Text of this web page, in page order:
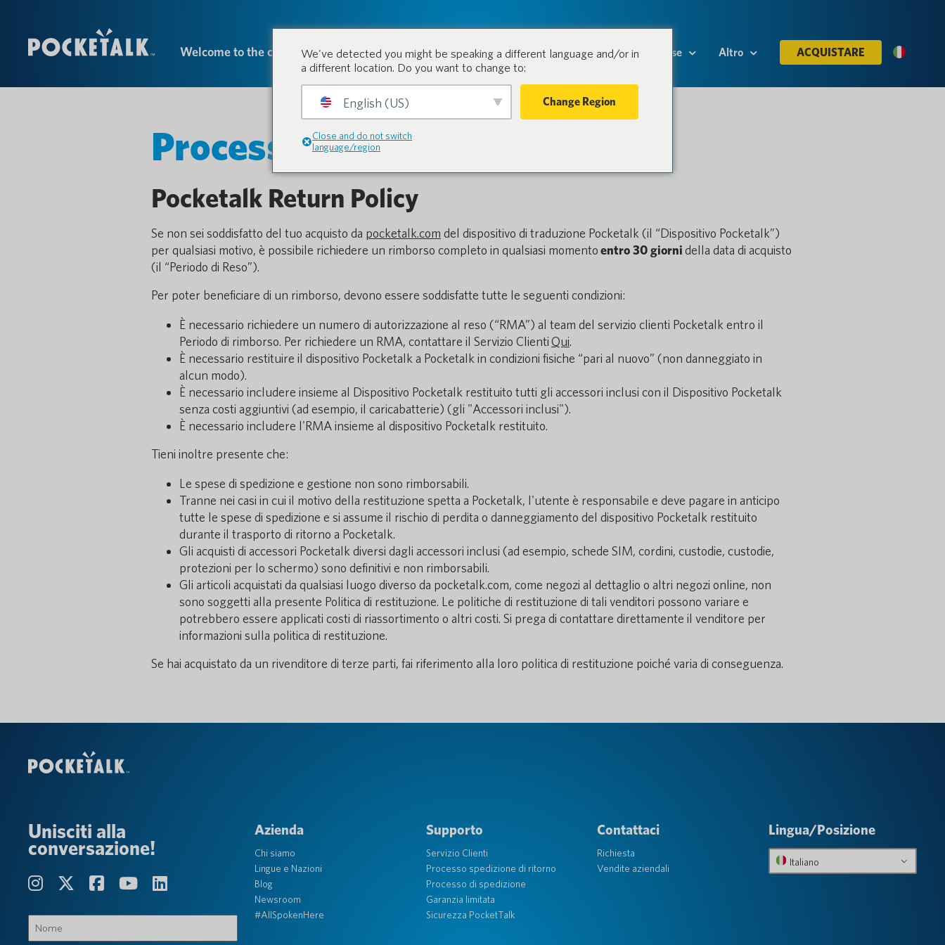
Welcome to the conversation. Prodotti Industrie Risorse Altro ACQUISTARE
Processo spedizione di ritorno
Pocketalk Return Policy
Se non sei soddisfatto del tuo acquisto da pocketalk.com del dispositivo di traduzione Pocketalk (il “Dispositivo Pocketalk”)
per qualsiasi motivo, è possibile richiedere un rimborso completo in qualsiasi momentoentro 30 giornidella data di acquisto
(il “Periodo di Reso”).
Per poter beneficiare di un rimborso, devono essere soddisfatte tutte le seguenti condizioni:
È necessario richiedere un numero di autorizzazione al reso (“RMA”) al team del servizio clienti Pocketalk entro il
Periodo di rimborso. Per richiedere un RMA, contattare il Servizio ClientiQui.
È necessario restituire il dispositivo Pocketalk a Pocketalk in condizioni fisiche “pari al nuovo” (non danneggiato in
alcun modo).
È necessario includere insieme al Dispositivo Pocketalk restituito tutti gli accessori inclusi con il Dispositivo Pocketalk
senza costi aggiuntivi (ad esempio, il caricabatterie) (gli "Accessori inclusi").
È necessario includere l'RMA insieme al dispositivo Pocketalk restituito.
Tieni inoltre presente che:
Le spese di spedizione e gestione non sono rimborsabili.
Tranne nei casi in cui il motivo della restituzione spetta a Pocketalk, l'utente è responsabile e deve pagare in anticipo
tutte le spese di spedizione e si assume il rischio di perdita o danneggiamento del dispositivo Pocketalk restituito
durante il trasporto di ritorno a Pocketalk.
Gli acquisti di accessori Pocketalk diversi dagli accessori inclusi (ad esempio, schede SIM, cordini, custodie, custodie,
protezioni per lo schermo) sono definitivi e non rimborsabili.
Gli articoli acquistati da qualsiasi luogo diverso da pocketalk.com, come negozi al dettaglio o altri negozi online, non
sono soggetti alla presente Politica di restituzione. Le politiche di restituzione di tali venditori possono variare e
potrebbero essere applicati costi di riassortimento o altri costi. Si prega di contattare direttamente il venditore per
informazioni sulla politica di restituzione.
Se hai acquistato da un rivenditore di terze parti, fai riferimento alla loro politica di restituzione poiché varia di conseguenza.
Unisciti alla
conversazione!
(Obbligatorio)
Azienda
Chi siamo
Lingue e Nazioni
Blog
Newsroom
#AllSpokenHere
Supporto
Servizio Clienti
Processo spedizione di ritorno
Processo di spedizione
Garanzia limitata
Sicurezza PocketTalk
Contattaci
Richiesta
Vendite aziendali
Lingua/Posizione
Italiano
We've detected you might be speaking a different language and/or in
a different location. Do you want to change to:
English (US) Change Region
Close and do not switch
language/region